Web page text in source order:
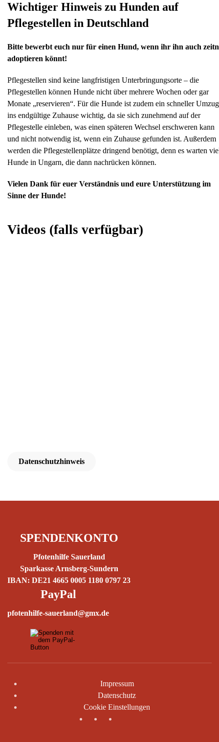
Wichtiger Hinweis zu Hunden auf
Pflegestellen in Deutschland
Bitte bewerbt euch nur für einen Hund, wenn ihr ihn auch
adoptieren könnt!
Pflegestellen sind keine langfristigen Unterbringungsorte – die
Pflegestellen können Hunde nicht über mehrere Wochen oder gar
Monate „reservieren“. Für die Hunde ist zudem ein schneller Umzug
ins endgültige Zuhause wichtig, da sie sich zunehmend auf der
Pflegestelle einleben, was einen späteren Wechsel erschweren kann
und nicht notwendig ist, wenn ein Zuhause gefunden ist. Außerdem
werden die Pflegestellenplätze dringend benötigt, denn es warten
Hunde in Ungarn, die dann nachrücken können.
Vielen Dank für euer Verständnis und eure Unterstützung im
Sinne der Hunde!
Videos (falls verfügbar)
Datenschutzhinweis
SPENDENKONTO
Pfotenhilfe Sauerland
Sparkasse Arnsberg-Sundern
IBAN: DE21 4665 0005 1180 0797 23
PayPal
pfotenhilfe-sauerland@gmx.de
Impressum
Datenschutz
Cookie Einstellungen